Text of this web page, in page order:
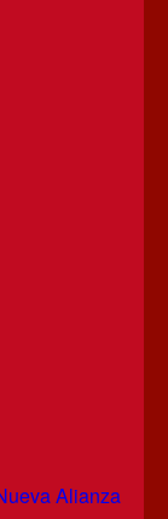
Alianza